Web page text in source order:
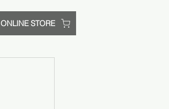
ONLINE STORE